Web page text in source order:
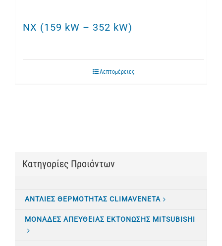
NX (159 kW – 352 kW)
Λεπτομέρειες
Κατηγορίες Προιόντων
ΑΝΤΛΙΕΣ ΘΕΡΜΟΤΗΤΑΣ CLIMAVENETA
ΜΟΝΑΔΕΣ ΑΠΕΥΘΕΙΑΣ ΕΚΤΟΝΩΣΗΣ MITSUBISHI